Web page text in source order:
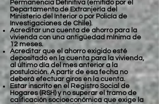
Permanencia Definitiva (emitido por el
Departamento de Extranjería del
Ministerio del Interior o por Policía de
Investigaciones de Chile).
Acreditar una cuenta de ahorro para la
vivienda con una antigüedad mínima de
12 meses.
Acreditar que el ahorro exigido esté
depositado en la cuenta para la vivienda,
al último día del mes anterior a la
postulación. A partir de esa fecha no
deberá efectuar giros en la cuenta.
Estar inscrito en el Registro Social de
Hogares (RSH) y no superar el tramo de
calificación socioeconómica que exige la